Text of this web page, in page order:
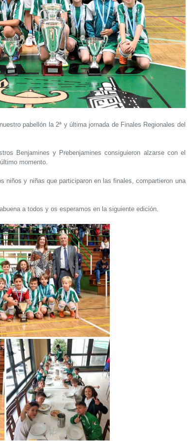
pabellón la 2ª y última jornada de Finales Regionales del
Benjamines y Prebenjamines consiguieron alzarse con el
momento.
niños y niñas que participaron en las finales, compartieron una
a todos y os esperamos en la siguiente edición.